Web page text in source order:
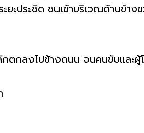
ะประชิด ชนเข้าบริเวณด้านข้า
ตกลงไปข้างถนน จนคนขับและ